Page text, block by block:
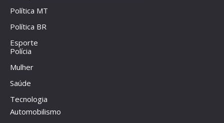
Política MT
Política BR
Esporte
Polícia
Mulher
Saúde
Tecnologia
Automobilismo